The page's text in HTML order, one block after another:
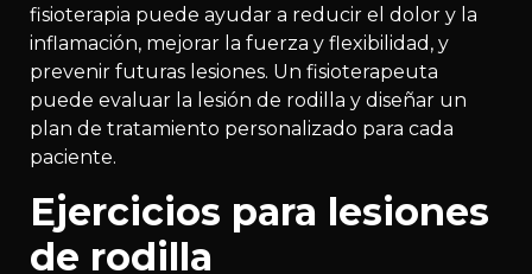
fisioterapia puede ayudar a reducir el dolor y la
inflamación, mejorar la fuerza y flexibilidad, y
prevenir futuras lesiones. Un fisioterapeuta
puede evaluar la lesión de rodilla y diseñar un
plan de tratamiento personalizado para cada
paciente.
Ejercicios para lesiones
de rodilla